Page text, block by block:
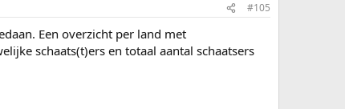
#105
Een overzicht per land met
schaats(t)ers en totaal aantal schaatsers